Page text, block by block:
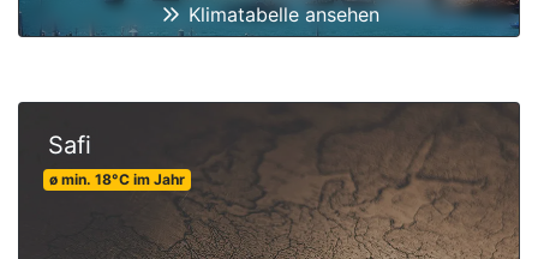
Klimatabelle ansehen
Safi
ø min. 18°C im Jahr